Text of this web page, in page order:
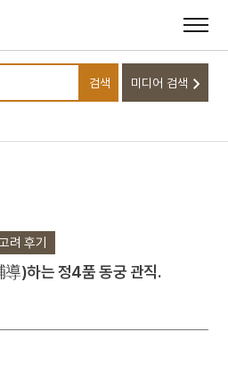
검색어를 입력하세요
검색 미디어 검색
려 후기
)하는 정4품 동궁 관직.